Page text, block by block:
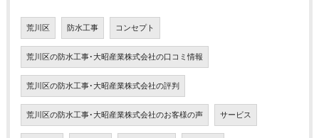
荒川区 防水工事 コンセプト
荒川区の防水工事･大昭産業株式会社の口コミ情報
荒川区の防水工事･大昭産業株式会社の評判
荒川区の防水工事･大昭産業株式会社のお客様の声 サービス